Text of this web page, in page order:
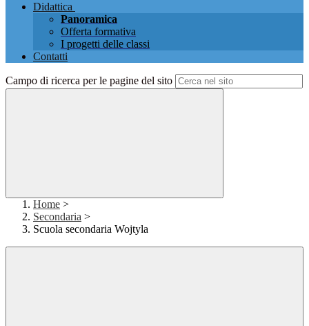
Didattica
Panoramica
Offerta formativa
I progetti delle classi
Contatti
Campo di ricerca per le pagine del sito
Home >
Secondaria >
Scuola secondaria Wojtyla